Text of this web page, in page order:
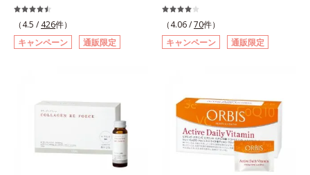
リと弾力のある毎日に欠かせない人
気のコラーゲンを補給できる、ステ
ィック型ゼリーです。吸収が早い、
分子の小さなコラーゲンが1袋にた
B6も加えました。コラーゲン特有
の香りや味をできるだけカットし
た、まるでフルーツゼリーのように
みずみずしいゼリーです。個包装の
スティックタイプだから、いつでも
（4.5 / 426件）
キャンペーン
通販限定
に不可欠な「10種のビタミン」「8
種のミネラル」「24種のアミノ酸」
など、40種類以上の栄養素を含有し
ています。オルビスは、働き蜂の約
を採用し、乱れやすい女性のからだ
のバランスを内側からサポート。年
齢に負けない、元気あふれる毎日を
応援します。* 女王蜂に分化するた
めに重要なたんぱく質のこと
（4.06 /70件）
キャンペーン
通販限定